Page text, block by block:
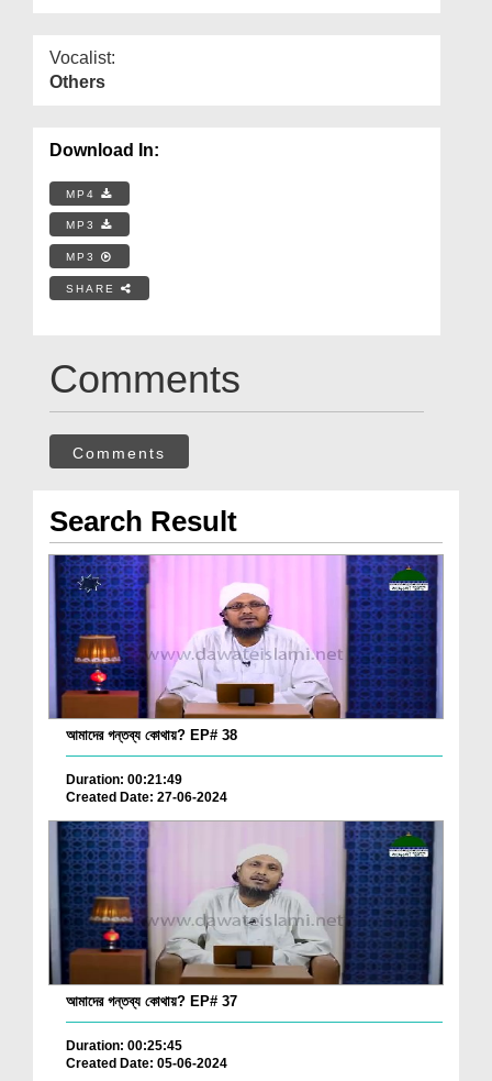
Vocalist:
Others
Download In:
MP4
MP3
MP3
SHARE
Comments
Comments
Search Result
আমাদের গন্তব্য কোথায়? EP# 38
Duration: 00:21:49
Created Date: 27-06-2024
আমাদের গন্তব্য কোথায়? EP# 37
Duration: 00:25:45
Created Date: 05-06-2024